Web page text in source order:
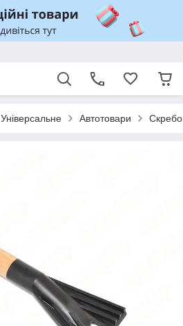
Універсальне Автотовари